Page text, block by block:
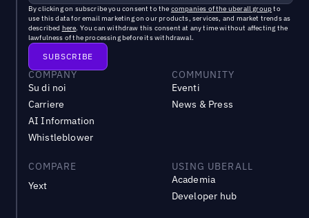
By clicking on subscribe you consent to the companies of the uberall groupto
use this data for email marketing on our products, services, and market trends as
described here. You can withdraw this consent at any time without affecting the
lawfulness of the processing before its withdrawal.
COMPANY
Su di noi
Carriere
AI Information
Whistleblower
COMMUNITY
Eventi
News & Press
COMPARE
Yext
USING UBERALL
Academia
Developer hub